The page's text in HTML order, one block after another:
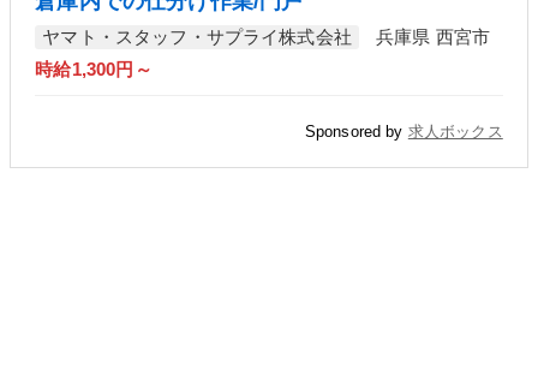
ヤマト・スタッフ・サプライ株式会社
兵庫県 西宮市
時給1,300円～
Sponsored by 求人ボックス